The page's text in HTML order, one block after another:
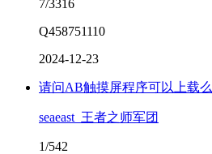
7/3316
Q458751110
2024-12-23
请问AB触摸屏程序可以上载么
seaeast_王者之师军团
1/542